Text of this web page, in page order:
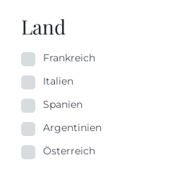
Land
Frankreich
Italien
Spanien
Argentinien
Österreich